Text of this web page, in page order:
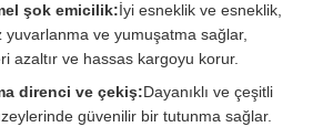
şok emicilik:İyi esneklik ve esneklik,
yuvarlanma ve yumuşatma sağlar,
azaltır ve hassas kargoyu korur.
direnci ve çekiş:Dayanıklı ve çeşitli
güvenilir bir tutunma sağlar.